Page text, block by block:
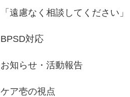
「遠慮なく相談してください」
BPSD対応
お知らせ・活動報告
ケア壱の視点